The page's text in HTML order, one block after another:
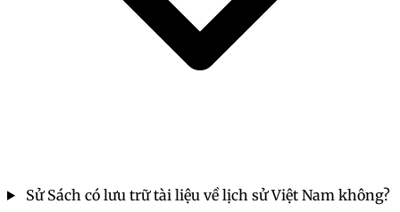
Sử Sách có lưu trữ tài liệu về lịch sử Việt Nam không?